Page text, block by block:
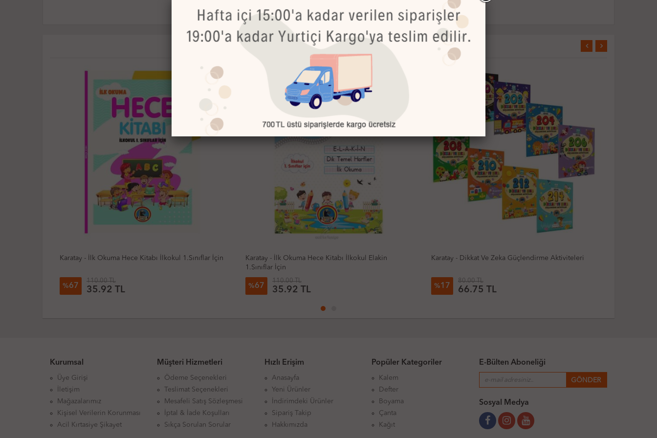
Bu Ürünler de İlginizi Çekebilir
Karatay - İlk Okuma Hece Kitabı İlkokul 1.Sınıflar İçin
%67
110.00 TL
35.92 TL
Karatay - İlk Okuma Hece Kitabı İlkokul Elakin
1.Sınıflar İçin
%67
110.00 TL
35.92 TL
Karatay - Dikkat Ve Zeka Güçlendirme Aktiviteleri
%17
80.00 TL
66.75 TL
Kurumsal
Üye Girişi
İletişim
Mağazalarımız
Kişisel Verilerin Korunması
Acil Kırtasiye Şikayet
Müşteri Hizmetleri
Ödeme Seçenekleri
Teslimat Seçenekleri
Mesafeli Satış Sözleşmesi
İptal & İade Koşulları
Sıkça Sorulan Sorular
Hızlı Erişim
Anasayfa
Yeni Ürünler
İndirimdeki Ürünler
Sipariş Takip
Hakkımızda
Popüler Kategoriler
Kalem
Defter
Boyama
Çanta
Kağıt
E-Bülten Aboneliği
Sosyal Medya